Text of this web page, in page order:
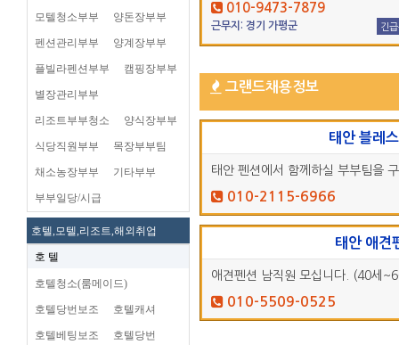
모텔청소부부 양돈장부부
펜션관리부부 양계장부부
플빌라펜션부부 캠핑장부부
별장관리부부
리조트부부청소 양식장부부
식당직원부부 목장부부팀
채소농장부부 기타부부
부부일당/시급
호텔,모텔,리조트,해외취업
호 텔
호텔청소(룸메이드)
호텔당번보조 호텔캐셔
호텔베팅보조 호텔당번
010-9473-7879
근무지: 경기 가평군 긴
그랜드채용정보
태안 블레
태안 펜션에서 함께하실 부부팀을
010-2115-6966
태안 애견
애견펜션 남직원 모십니다. (40세
010-5509-0525